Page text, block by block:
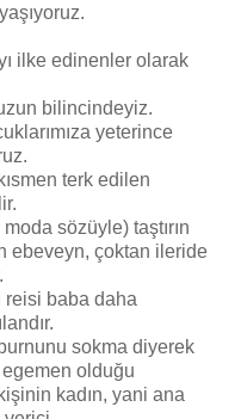
ilke edinenler olarak
bilincindeyiz.
yeterince
terk edilen
sözüyle) taştırın
ebeveyn, çoktan ileride
baba daha
sokma diyerek
egemen olduğu
kadın, yani ana